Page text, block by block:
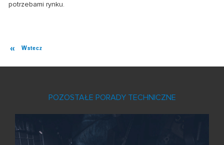
potrzebami rynku.
Wstecz
POZOSTAŁE PORADY TECHNICZNE